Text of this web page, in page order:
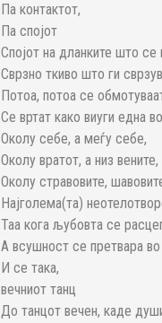
Па контактот,
Па спојот
Спојот на дланките што се
Сврзно ткиво што ги
Потоа, потоа се
Се вртат како виуги една
Околу себе, а меѓу себе,
Околу вратот, а низ вените,
Околу стравовите,
Најголема(та)
Таа кога љубовта се
А всушност се претвара
И се така,
вечниот танц
До танцот вечен, каде